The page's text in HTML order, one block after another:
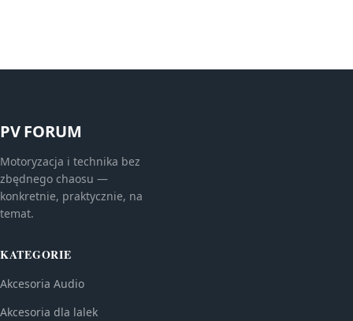
PV FORUM
Motoryzacja i technika bez
zbędnego chaosu —
konkretnie, praktycznie, na
temat.
KATEGORIE
Akcesoria Audio
Akcesoria dla lalek